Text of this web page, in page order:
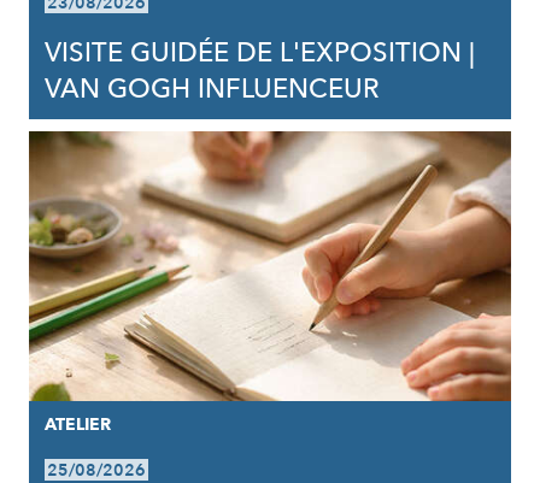
VISITE GUIDÉE DE L'EXPOSITION |
VAN GOGH INFLUENCEUR
ATELIER
25/08/2026